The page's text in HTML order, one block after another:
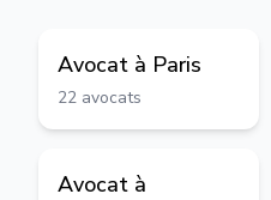
Avocat à Paris
22 avocats
Avocat à